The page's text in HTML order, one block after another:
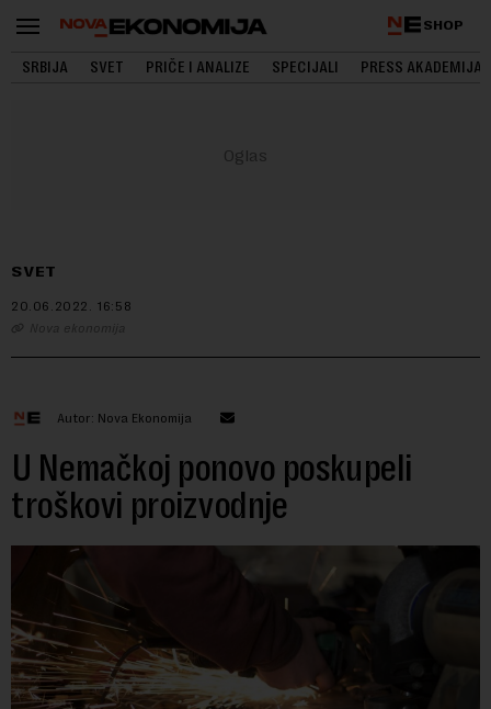
SHOP
SRBIJA SVET PRIČE I ANALIZE SPECIJALI PRESS AKADEMIJA
SVET
20.06.2022. 16:58
Nova ekonomija
Autor: Nova Ekonomija
U Nemačkoj ponovo poskupeli
troškovi proizvodnje